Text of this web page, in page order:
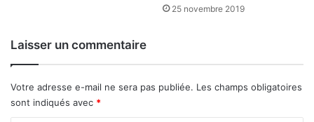
l
i
q
u
25 novembre 2019
Laisser un commentaire
Votre adresse e-mail ne sera pas publiée. Les champs obligatoires
sont indiqués avec *